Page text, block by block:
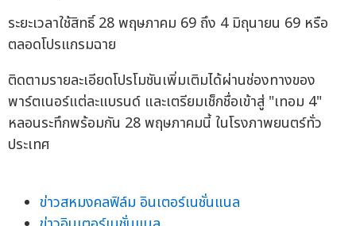
ระยะเวลาใช้สิทธิ์ 28 พฤษภาคม 69 ถึง 4 มิถุนายน 69 หรือ
ตลอดโปรแกรมฉาย
ติดตามรายละเอียดโปรโมชันเพิ่มเติมได้ผ่านช่องทางของ
พาร์ตเนอร์แต่ละแบรนด์ และเตรียมเช็กชื่อเข้าสู่ "เทอม 4"
หลอนระทึกพร้อมกัน 28 พฤษภาคมนี้ ในโรงภาพยนตร์ทั่ว
ประเทศ
ข่าวสหมงคลฟิล์ม อินเตอร์เนชั่นแนล